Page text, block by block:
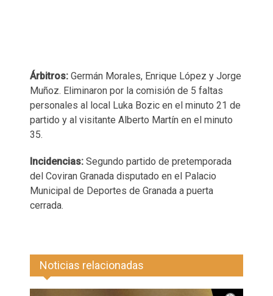
Árbitros: Germán Morales, Enrique López y Jorge
Muñoz. Eliminaron por la comisión de 5 faltas
personales al local Luka Bozic en el minuto 21 de
partido y al visitante Alberto Martín en el minuto
35.
Incidencias: Segundo partido de pretemporada
del Coviran Granada disputado en el Palacio
Municipal de Deportes de Granada a puerta
cerrada.
Noticias relacionadas